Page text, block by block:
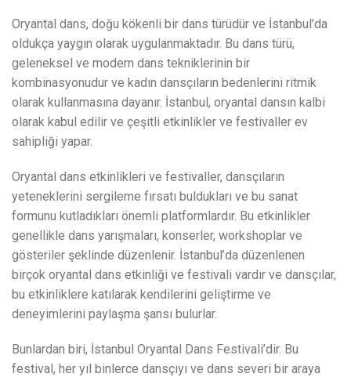
Oryantal dans, doğu kökenli bir dans türüdür ve İstanbul’da
oldukça yaygın olarak uygulanmaktadır. Bu dans türü,
geleneksel ve modern dans tekniklerinin bir
kombinasyonudur ve kadın dansçıların bedenlerini ritmik
olarak kullanmasına dayanır. İstanbul, oryantal dansın kalbi
olarak kabul edilir ve çeşitli etkinlikler ve festivaller ev
sahipliği yapar.
Oryantal dans etkinlikleri ve festivaller, dansçıların
yeteneklerini sergileme fırsatı buldukları ve bu sanat
formunu kutladıkları önemli platformlardır. Bu etkinlikler
genellikle dans yarışmaları, konserler, workshoplar ve
gösteriler şeklinde düzenlenir. İstanbul’da düzenlenen
birçok oryantal dans etkinliği ve festivali vardır ve dansçılar,
bu etkinliklere katılarak kendilerini geliştirme ve
deneyimlerini paylaşma şansı bulurlar.
Bunlardan biri, İstanbul Oryantal Dans Festivali’dir. Bu
festival, her yıl binlerce dansçıyı ve dans severi bir araya